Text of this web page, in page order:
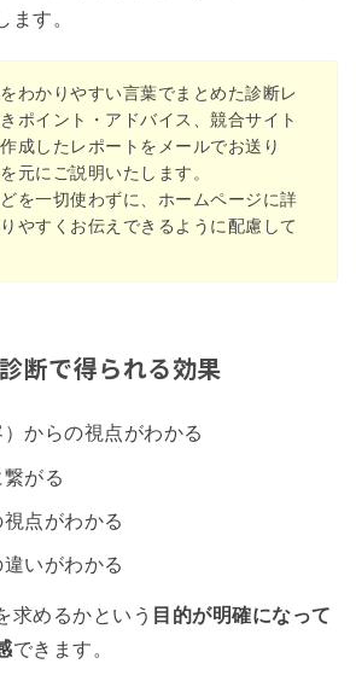
ます。
わかりやすい言葉でまとめた診断レ
ポイント・アドバイス、競合サイト
成したレポートをメールでお送り
元にご説明いたします。
を一切使わずに、ホームページに詳
やすくお伝えできるように配慮して
断で得られる効果
からの視点がわかる
がる
点がわかる
いがわかる
求めるかという 目的が明確になって
できます。